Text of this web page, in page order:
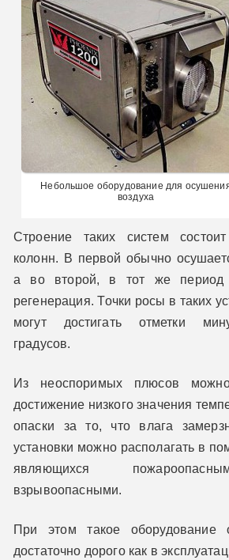
Небольшое оборудование для
воздуха
Строение таких систем
колонн. В первой обычно
а во второй, в тот же период
регенерация. Точки росы в таких
могут достигать отметки
градусов.
Из неоспоримых плюсов
достижение низкого значения
опаски за то, что влага
установки можно располагать в
являющихся
взрывоопасными.
При этом такое оборудование
достаточно дорого как в